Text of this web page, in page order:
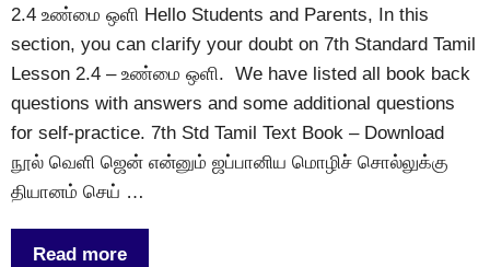
2.4 உண்மை ஒளி Hello Students and Parents, In this
section, you can clarify your doubt on 7th Standard Tamil
Lesson 2.4 – உண்மை ஒளி. We have listed all book back
questions with answers and some additional questions
for self-practice. 7th Std Tamil Text Book – Download
நூல் வெளி ஜென் என்னும் ஜப்பானிய மொழிச் சொல்லுக்கு
தியானம் செய் …
Read more